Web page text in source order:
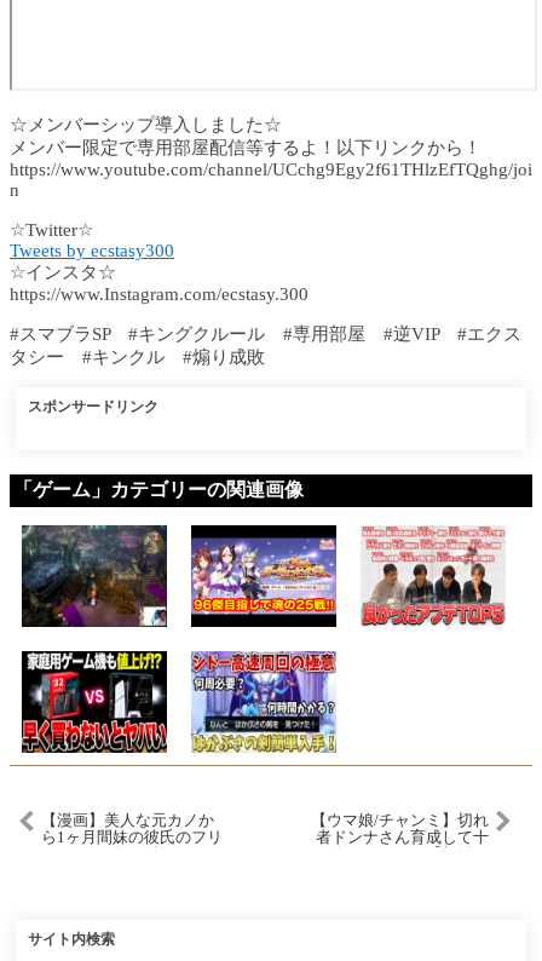
☆メンバーシップ導入しました☆
メンバー限定で専用部屋配信等するよ！以下リンクから！
https://www.youtube.com/channel/UCchg9Egy2f61THlzEfTQghg/joi
n
☆Twitter☆
Tweets by ecstasy300
☆インスタ☆
https://www.Instagram.com/ecstasy.300
#スマブラSP #キングクルール #専用部屋 #逆VIP #エクス
タシー #キンクル #煽り成敗
スポンサードリンク
「ゲーム」カテゴリーの関連画像
【漫画】美人な元カノか
ら1ヶ月間妹の彼氏のフリ
よ⁉︎」妹「この人の事好き
【ウマ娘/チャンミ】切れ
者ドンナさん育成して十
サイト内検索